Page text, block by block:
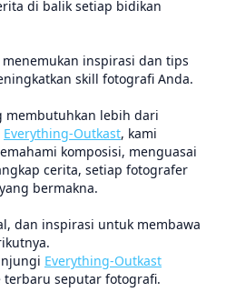
di balik setiap bidikan
inspirasi dan tips
skill fotografi Anda.
membutuhkan lebih dari
Everything-Outkast, kami
komposisi, menguasai
cerita, setiap fotografer
bermakna.
dan inspirasi untuk membawa
Everything-Outkast
seputar fotografi.